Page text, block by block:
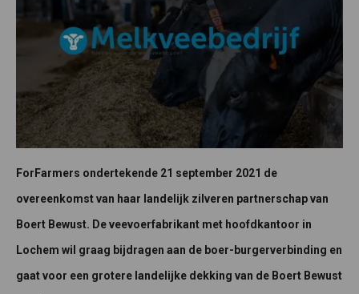
ForFarmers ondertekende 21 september 2021 de
overeenkomst van haar landelijk zilveren partnerschap van
Boert Bewust. De veevoerfabrikant met hoofdkantoor in
Lochem wil graag bijdragen aan de boer-burgerverbinding en
gaat voor een grotere landelijke dekking van de Boert Bewust